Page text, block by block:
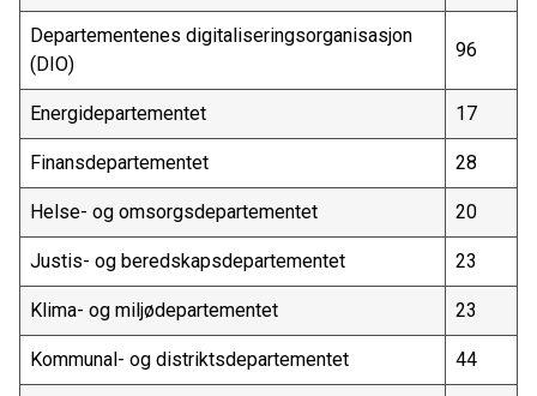
Departementenes digitaliseringsorganisasjon
(DIO)
96
Energidepartementet 17
Finansdepartementet 28
Helse- og omsorgsdepartementet 20
Justis- og beredskapsdepartementet 23
Klima- og miljødepartementet 23
Kommunal- og distriktsdepartementet 44